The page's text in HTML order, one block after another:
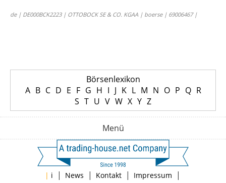
de | DE000BCK2223 | OTTOBOCK SE & CO. KGAA | boerse | 69006467 |
Börsenlexikon
A B C D E F G H I J K L M N O P Q R
S T U V W X Y Z
Menü
| i | News | Kontakt | Impressum |